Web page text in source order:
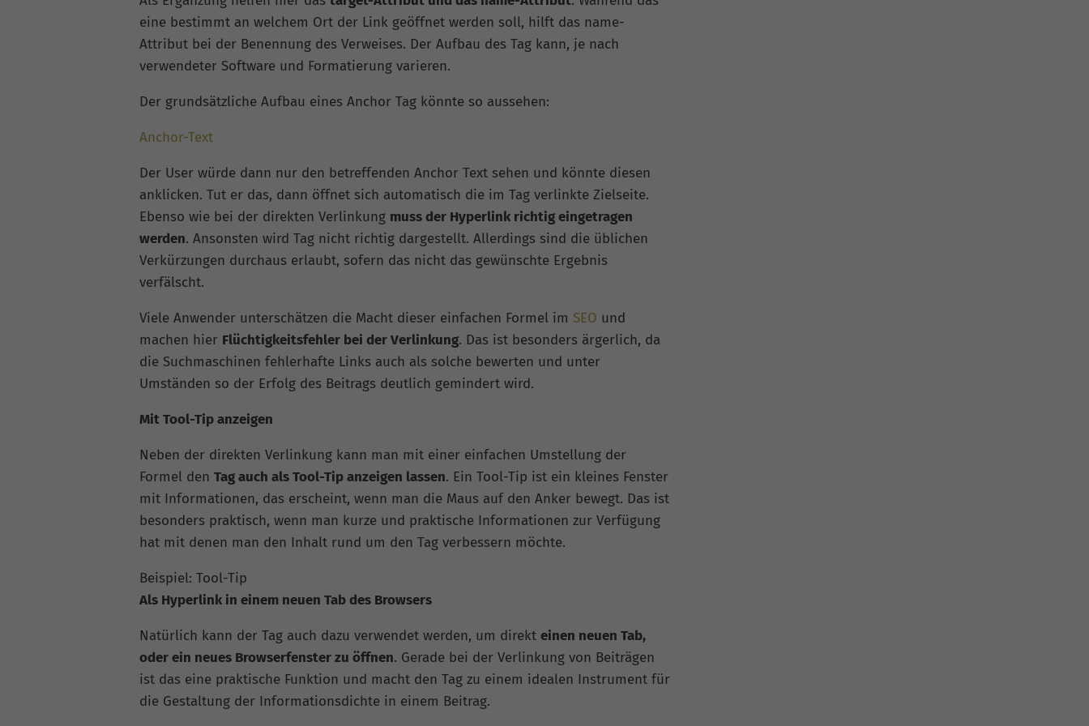
eine bestimmt an welchem Ort der Link geöffnet werden soll, hilft das name-
Attribut bei der Benennung des Verweises. Der Aufbau des Tag kann, je nach
verwendeter Software und Formatierung varieren.
Der grundsätzliche Aufbau eines Anchor Tag könnte so aussehen:
Anchor-Text
Der User würde dann nur den betreffenden Anchor Text sehen und könnte diesen
anklicken. Tut er das, dann öffnet sich automatisch die im Tag verlinkte Zielseite.
Ebenso wie bei der direkten Verlinkung muss der Hyperlink richtig eingetragen
werden. Ansonsten wird Tag nicht richtig dargestellt. Allerdings sind die üblichen
Verkürzungen durchaus erlaubt, sofern das nicht das gewünschte Ergebnis
verfälscht.
Viele Anwender unterschätzen die Macht dieser einfachen Formel im SEO und
machen hier Flüchtigkeitsfehler bei der Verlinkung. Das ist besonders ärgerlich, da
die Suchmaschinen fehlerhafte Links auch als solche bewerten und unter
Umständen so der Erfolg des Beitrags deutlich gemindert wird.
Mit Tool-Tip anzeigen
Neben der direkten Verlinkung kann man mit einer einfachen Umstellung der
Formel den Tag auch als Tool-Tip anzeigen lassen. Ein Tool-Tip ist ein kleines Fenster
mit Informationen, das erscheint, wenn man die Maus auf den Anker bewegt. Das ist
besonders praktisch, wenn man kurze und praktische Informationen zur Verfügung
hat mit denen man den Inhalt rund um den Tag verbessern möchte.
Beispiel: Tool-Tip
Als Hyperlink in einem neuen Tab des Browsers
Natürlich kann der Tag auch dazu verwendet werden, um direkt einen neuen Tab,
oder ein neues Browserfenster zu öffnen. Gerade bei der Verlinkung von Beiträgen
ist das eine praktische Funktion und macht den Tag zu einem idealen Instrument für
die Gestaltung der Informationsdichte in einem Beitrag.